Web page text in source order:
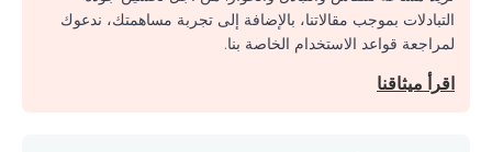
التبادلات بموجب مقالاتنا، بالإضافة إلى تجربة مساهمتك، ندعوك
لمراجعة قواعد الاستخدام الخاصة بنا.
اقرأ ميثاقنا